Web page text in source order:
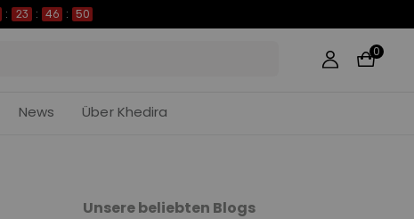
: 23 : 46 : 49
0
News Über Khedira
Unsere beliebten Blogs